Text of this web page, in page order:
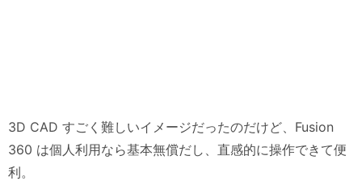
3D CAD すごく難しいイメージだったのだけど、Fusion
360 は個人利用なら基本無償だし、直感的に操作できて便
利。